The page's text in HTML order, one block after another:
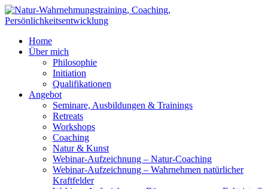
Home
Über mich
Philosophie
Initiation
Qualifikationen
Angebot
Seminare, Ausbildungen & Trainings
Retreats
Workshops
Coaching
Natur & Kunst
Webinar-Aufzeichnung – Natur-Coaching
Webinar-Aufzeichnung – Wahrnehmen natürlicher
Kraftfelder